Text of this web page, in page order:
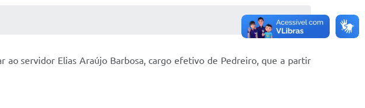
servidor Elias Araújo Barbosa, cargo efetivo de Pedreiro, que a partir